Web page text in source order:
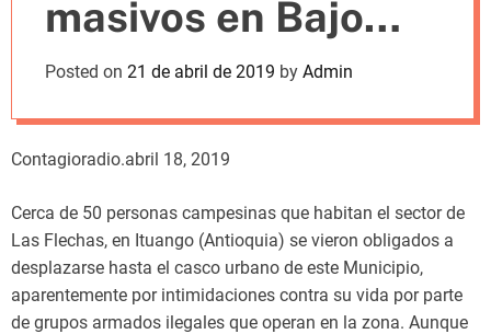
m
o
e
masivos en Bajo
Cauca Antioqueño
Posted on 21 de abril de 2019 by Admin
Contagioradio.abril 18, 2019
Cerca de 50 personas campesinas que habitan el sector de
Las Flechas, en Ituango (Antioquia) se vieron obligados a
desplazarse hasta el casco urbano de este Municipio,
aparentemente por intimidaciones contra su vida por parte
de grupos armados ilegales que operan en la zona. Aunque